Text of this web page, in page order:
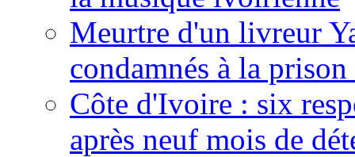
Meurtre d'un livreur
condamnés à la
Côte d'Ivoire : six
après neuf mois de